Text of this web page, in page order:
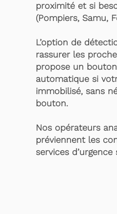
proximité et si
(Pompiers, Samu,
L’option de
rassurer les
propose un
automatique si
immobilisé, sans
bouton.
Nos opérateurs
préviennent les
services d’urgence